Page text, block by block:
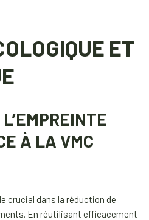
ET
À LA VMC
crucial dans la réduction de
En réutilisant efficacement